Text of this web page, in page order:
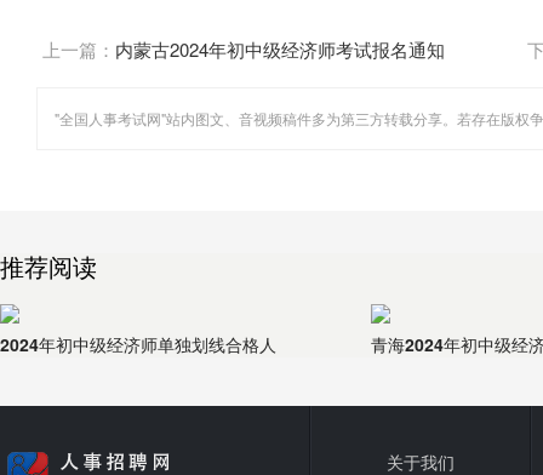
上一篇： 内蒙古2024年初中级经济师考试报名通知
推荐阅读
2024年初中级经济师单独划线合格人 青海2024年初中级经
关于我们